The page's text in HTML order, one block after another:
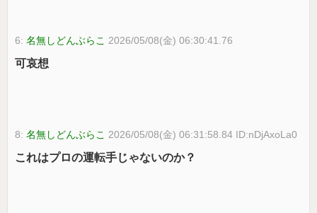
6:名無しどんぶらこ 2026/05/08(金) 06:30:41.76
可哀想
8:名無しどんぶらこ 2026/05/08(金) 06:31:58.84 ID:nDjAxoLa0
これはプロの運転手じゃないのか？